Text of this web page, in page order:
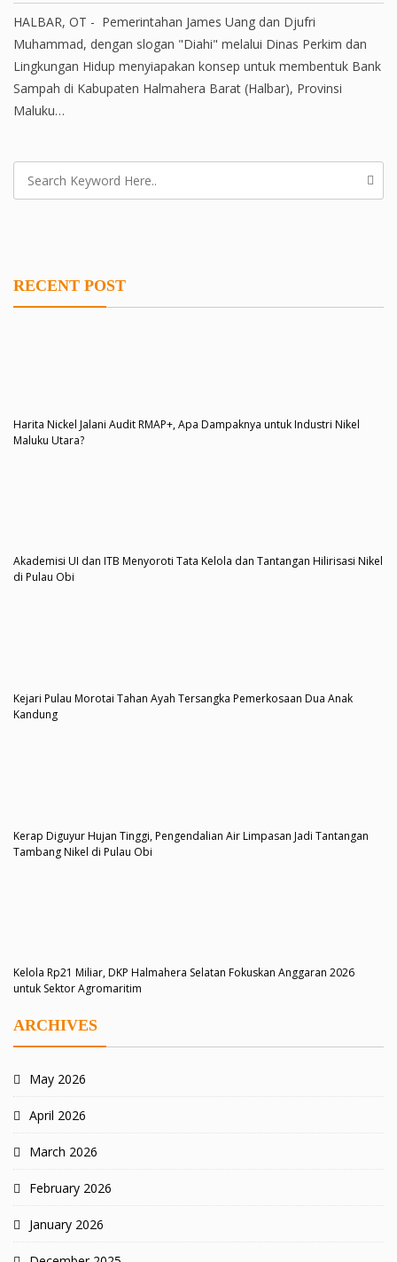
HALBAR, OT - Pemerintahan James Uang dan Djufri
Muhammad, dengan slogan "Diahi" melalui Dinas Perkim dan
Lingkungan Hidup menyiapakan konsep untuk membentuk Bank
Sampah di Kabupaten Halmahera Barat (Halbar), Provinsi
Maluku…
RECENT POST
Harita Nickel Jalani Audit RMAP+, Apa Dampaknya untuk Industri Nikel
Maluku Utara?
Akademisi UI dan ITB Menyoroti Tata Kelola dan Tantangan Hilirisasi Nikel
di Pulau Obi
Kejari Pulau Morotai Tahan Ayah Tersangka Pemerkosaan Dua Anak
Kandung
Kerap Diguyur Hujan Tinggi, Pengendalian Air Limpasan Jadi Tantangan
Tambang Nikel di Pulau Obi
Kelola Rp21 Miliar, DKP Halmahera Selatan Fokuskan Anggaran 2026
untuk Sektor Agromaritim
ARCHIVES
May 2026
April 2026
March 2026
February 2026
January 2026